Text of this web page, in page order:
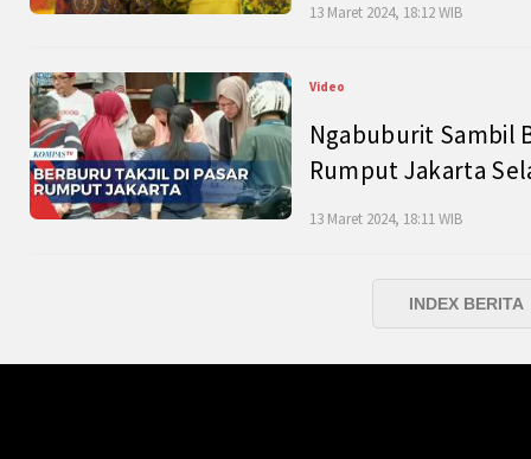
13 Maret 2024, 18:12 WIB
Video
Ngabuburit Sambil
Rumput Jakarta
13 Maret 2024, 18:11 WIB
INDEX BERITA